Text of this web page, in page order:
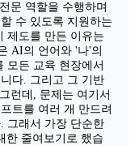
문 역할을 수행하며
수 있도록 지원하는
제도를 만든 이유는
AI의 언어와 '나'의
모든 교육 현장에서
다. 그리고 그 기반
런데, 문제는 여기서
트를 여러 개 만드려
그래서 가장 단순한
한 줄여보기로 했습